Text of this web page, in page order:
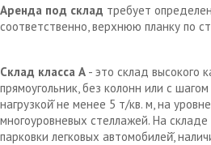
Аренда под склад требует
соответственно, верхнюю планку по
Склад класса А - это склад высокого
прямоугольник, без колонн или с
нагрузкой̆ не менее 5 т/кв. м, на
многоуровневых стеллажей. На
парковки легковых автомобилей̆,